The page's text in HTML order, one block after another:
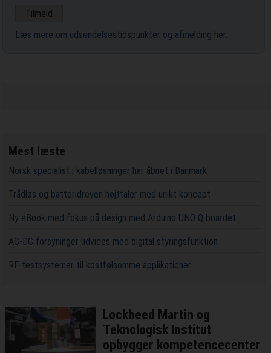
Læs mere om udsendelsestidspunkter og afmelding her.
Mest læste
Norsk specialist i kabelløsninger har åbnet i Danmark
Trådløs og batteridreven højttaler med unikt koncept
Ny eBook med fokus på design med Arduino UNO Q boardet
AC-DC forsyninger udvides med digital styringsfunktion
RF-testsystemer til kostfølsomme applikationer
Lockheed Martin og
Teknologisk Institut
opbygger kompetencecenter